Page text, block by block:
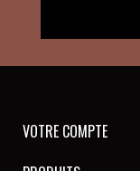
VOTRE COMPTE